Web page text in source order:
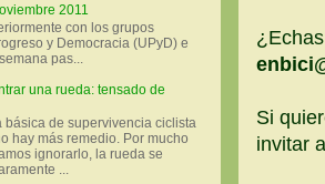
Si
invitar
2011
con los grupos
y Democracia (UPyD) e
pas...
una rueda: tensado de
básica de supervivencia ciclista
hay más remedio. Por mucho
ignorarlo, la rueda se
...